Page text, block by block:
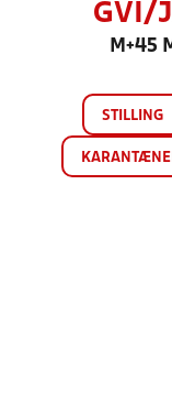
GVI/
M+45
STILLING